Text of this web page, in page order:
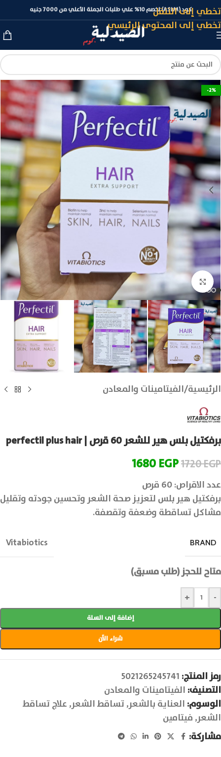
تخطي إلى التنقل
تخطي إلى المحتوى الرئيسي
كود (ASLM) لخصم 10% علي طلبات الجملة الأعلي من 7000 جنيه
-2%
انقر للتكبير
الرئيسية/الفيتامينات والمعادن
برفكتيل بلس هير للشعر 60 قرص | perfectil plus hair
1720EGP
1680EGP
عدد الاقراص: 60 قرص
برفكتيل هير بلس لتعزيز صحة الشعر وتحسين جودته وتقليل
مشاكل تساقطة وضعفة وتقصفة.
BRAND
Vitabiotics
متاح للحجز (طلب مسبق)
-
+
إضافة إلى السلة
شراء الآن
رمز المنتج: 5021265245741
التصنيف: الفيتامينات والمعادن
الوسوم: العناية بالشعر,تساقط الشعر, علاج تساقط
الشعر, فيتامين
مشاركة: